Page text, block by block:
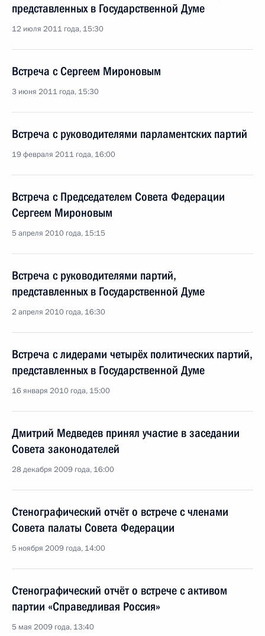
представленных в Государственной Думе
12 июля 2011 года, 15:30
Встреча с Сергеем Мироновым
3 июня 2011 года, 15:30
Встреча с руководителями парламентских партий
19 февраля 2011 года, 16:00
Встреча с Председателем Совета Федерации
Сергеем Мироновым
5 апреля 2010 года, 15:15
Встреча с руководителями партий,
представленных в Государственной Думе
2 апреля 2010 года, 16:30
Встреча с лидерами четырёх политических партий,
представленных в Государственной Думе
16 января 2010 года, 15:00
Дмитрий Медведев принял участие в заседании
Совета законодателей
28 декабря 2009 года, 16:00
Стенографический отчёт о встрече с членами
Совета палаты Совета Федерации
5 ноября 2009 года, 14:00
Стенографический отчёт о встрече с активом
партии «Справедливая Россия»
5 мая 2009 года, 13:40